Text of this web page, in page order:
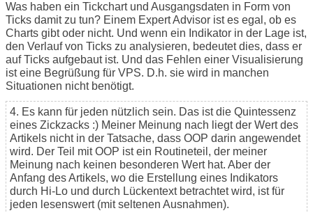
Was haben ein Tickchart und Ausgangsdaten in Form von
Ticks damit zu tun? Einem Expert Advisor ist es egal, ob es
Charts gibt oder nicht. Und wenn ein Indikator in der Lage ist,
den Verlauf von Ticks zu analysieren, bedeutet dies, dass er
auf Ticks aufgebaut ist. Und das Fehlen einer Visualisierung
ist eine Begrüßung für VPS. D.h. sie wird in manchen
Situationen nicht benötigt.
4. Es kann für jeden nützlich sein. Das ist die Quintessenz
eines Zickzacks :) Meiner Meinung nach liegt der Wert des
Artikels nicht in der Tatsache, dass OOP darin angewendet
wird. Der Teil mit OOP ist ein Routineteil, der meiner
Meinung nach keinen besonderen Wert hat. Aber der
Anfang des Artikels, wo die Erstellung eines Indikators
durch Hi-Lo und durch Lückentext betrachtet wird, ist für
jeden lesenswert (mit seltenen Ausnahmen).